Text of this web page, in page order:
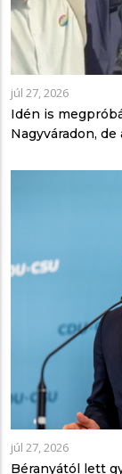
júl 27, 2026
Idén is
Nagyváradon,
júl 27, 2026
Béranyától lett